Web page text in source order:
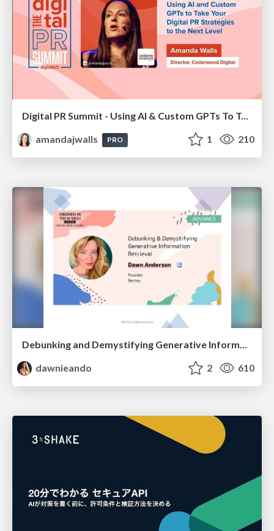
Digital PR Summit - Using AI & Custom GPTs To Take Your Digital PR Campaigns To The Next Level [Amanda Walls]
amandajwalls
PRO 1 210
Debunking and Demystifying Generative Information Retrieval
dawnieando
2 610